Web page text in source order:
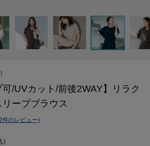
可/UVカット/前後2WAY】リラク
ーブブラウス
件のレビュー)
)